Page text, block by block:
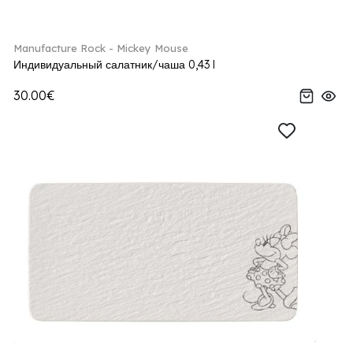
Manufacture Rock - Mickey Mouse
Индивидуальный салатник/чаша 0,43 l
30.00€